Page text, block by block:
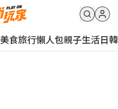
美食旅行懶人包親子生活日韓